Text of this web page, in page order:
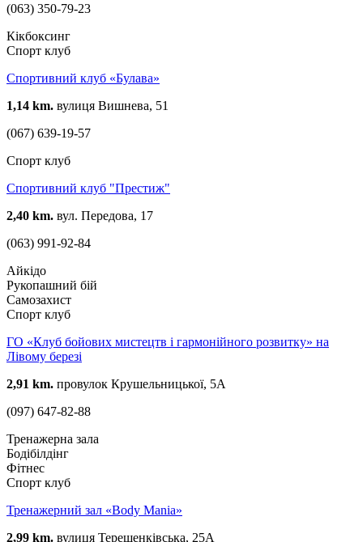
(063) 350-79-23
Кікбоксинг
Спорт клуб
Спортивний клуб «Булава»
1,14 km. вулиця Вишнева, 51
(067) 639-19-57
Спорт клуб
Спортивний клуб "Престиж"
2,40 km. вул. Передова, 17
(063) 991-92-84
Айкідо
Рукопашний бій
Самозахист
Спорт клуб
ГО «Клуб бойових мистецтв і гармонійного розвитку» на
Лівому березі
2,91 km. провулок Крушельницької, 5А
(097) 647-82-88
Тренажерна зала
Бодібілдінг
Фітнес
Спорт клуб
Тренажeрний зал «Body Mania»
2,99 km. вулиця Терещенківська, 25А